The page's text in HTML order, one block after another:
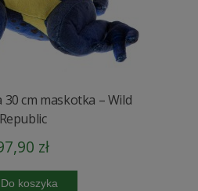
30 cm maskotka – Wild
Republic
zł
Do koszyka